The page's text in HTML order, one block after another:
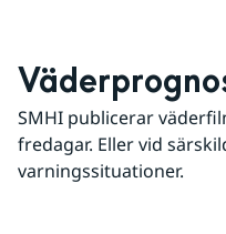
SMHI publicerar
fredagar. Eller vid
varningssituationer.